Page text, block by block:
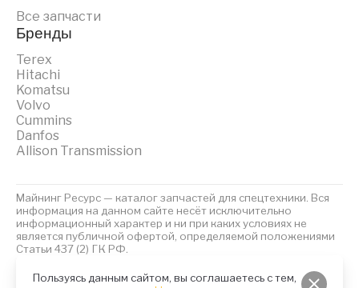
Пользуясь данным сайтом, вы соглашаетесь с тем,
Все запчасти
Бренды
Terex
Hitachi
Komatsu
Volvo
Cummins
Danfos
Allison Transmission
Майнинг Ресурс — каталог запчастей для спецтехники. Вся
информация на данном сайте несёт исключительно
информационный характер и ни при каких условиях не
является публичной офертой, определяемой положениями
Статьи 437 (2) ГК РФ.
Политика обработки персональных данныхФайлы Cookies